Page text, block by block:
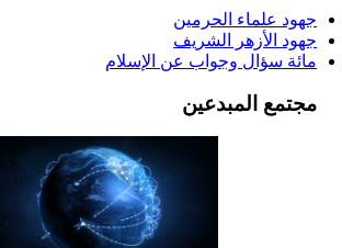
جهود علماء الحرمين
جهود الأزهر الشريف
مائة سؤال وجواب عن الإسلام
مجتمع المبدعين